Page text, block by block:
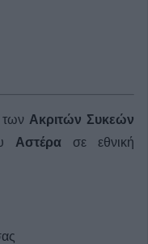
Ακριτών Συκεών
Αστέρασε εθνική